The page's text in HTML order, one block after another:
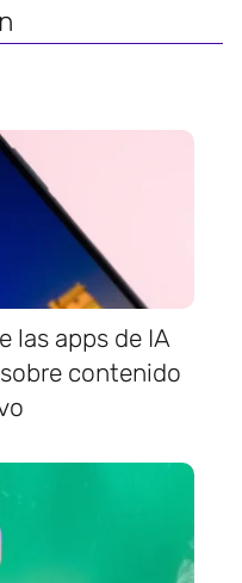
las apps de IA
contenido